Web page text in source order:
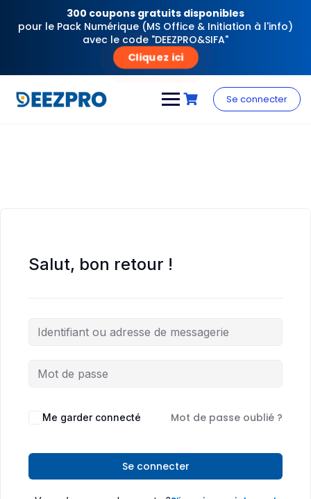
300 coupons gratuits disponibles
pour le Pack Numérique (MS Office & Initiation à l'info)
avec le code "DEEZPRO&SIFA"
Cliquez ici
content
Se connecter
Salut, bon retour !
Me garder connecté Mot de passe oublié ?
Se connecter